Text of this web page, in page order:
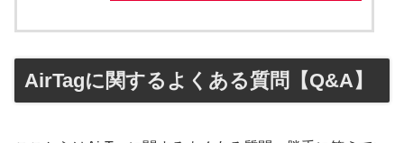
AirTagに関するよくある質問【Q&A】